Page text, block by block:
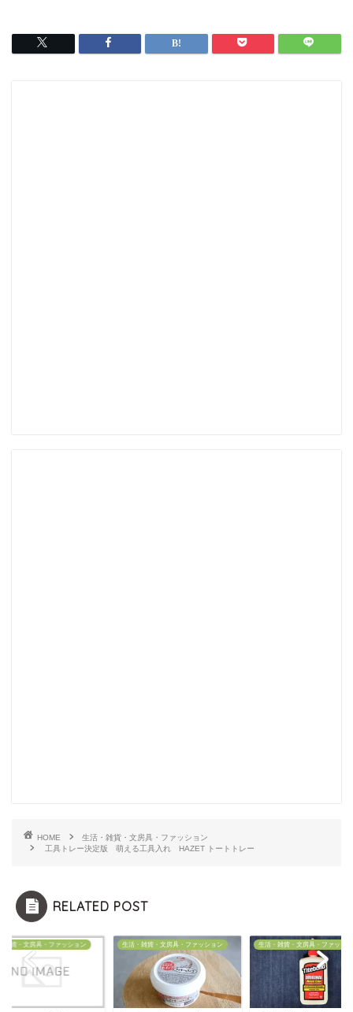
HOME
生活・雑貨・文房具・ファッション
工具トレー決定版 萌える工具入れ HAZET トートトレー
RELATED POST
雑貨・文房具・ファッション 生活・雑貨・文房具・ファッション 生活・雑貨・文房具・ファッシ